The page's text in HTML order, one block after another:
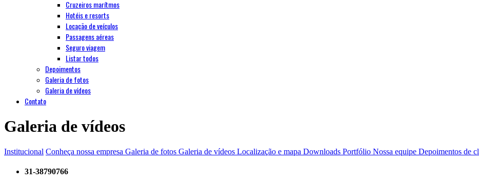
Cruzeiros marítmos
Hotéis e resorts
Locação de veículos
Passagens aéreas
Seguro viagem
Listar todos
Depoimentos
Galeria de fotos
Galeria de vídeos
Contato
Galeria de vídeos
Institucional Conheça nossa empresa Galeria de fotos Galeria de vídeos Localização e mapa Downloads Portfólio Nossa equipe Depoimentos de
31-38790766